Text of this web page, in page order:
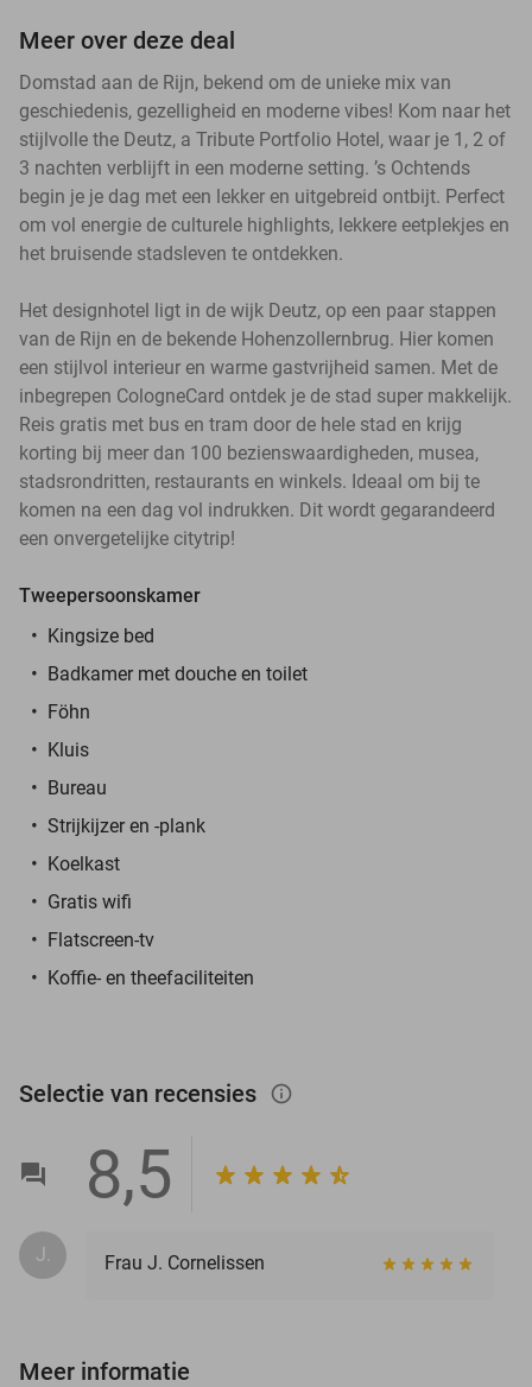
Meer over deze deal
Domstad aan de Rijn, bekend om de unieke mix van
geschiedenis, gezelligheid en moderne vibes! Kom naar het
stijlvolle the Deutz, a Tribute Portfolio Hotel, waar je 1, 2 of
3 nachten verblijft in een moderne setting. ’s Ochtends
begin je je dag met een lekker en uitgebreid ontbijt. Perfect
om vol energie de culturele highlights, lekkere eetplekjes en
het bruisende stadsleven te ontdekken.
Het designhotel ligt in de wijk Deutz, op een paar stappen
van de Rijn en de bekende Hohenzollernbrug. Hier komen
een stijlvol interieur en warme gastvrijheid samen. Met de
inbegrepen CologneCard ontdek je de stad super makkelijk.
Reis gratis met bus en tram door de hele stad en krijg
korting bij meer dan 100 bezienswaardigheden, musea,
stadsrondritten, restaurants en winkels. Ideaal om bij te
komen na een dag vol indrukken. Dit wordt gegarandeerd
een onvergetelijke citytrip!
Tweepersoonskamer
Kingsize bed
Badkamer met douche en toilet
Föhn
Kluis
Bureau
Strijkijzer en -plank
Koelkast
Gratis wifi
Flatscreen-tv
Koffie- en theefaciliteiten
Selectie van recensies info_outlined
8,5
J. Frau J. Cornelissen
Meer informatie